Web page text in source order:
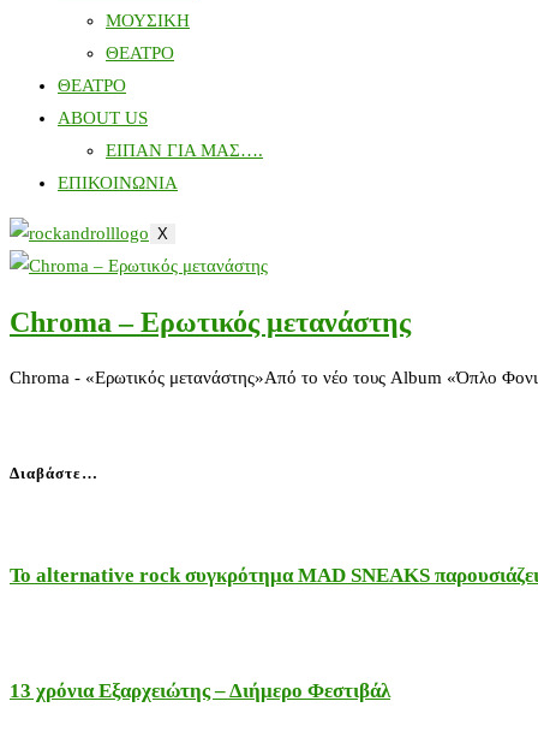
ΜΟΥΣΙΚΗ
ΘΕΑΤΡΟ
ΘΕΑΤΡΟ
ABOUT US
ΕΙΠΑΝ ΓΙΑ ΜΑΣ….
ΕΠΙΚΟΙΝΩΝΙΑ
X
Chroma – Ερωτικός μετανάστης
Chroma - «Ερωτικός μετανάστης»Από το νέο τους Album «Όπλο
Διαβάστε…
Το alternative rock συγκρότημα MAD SNEAKS
13 χρόνια Εξαρχειώτης – Διήμερο Φεστιβάλ